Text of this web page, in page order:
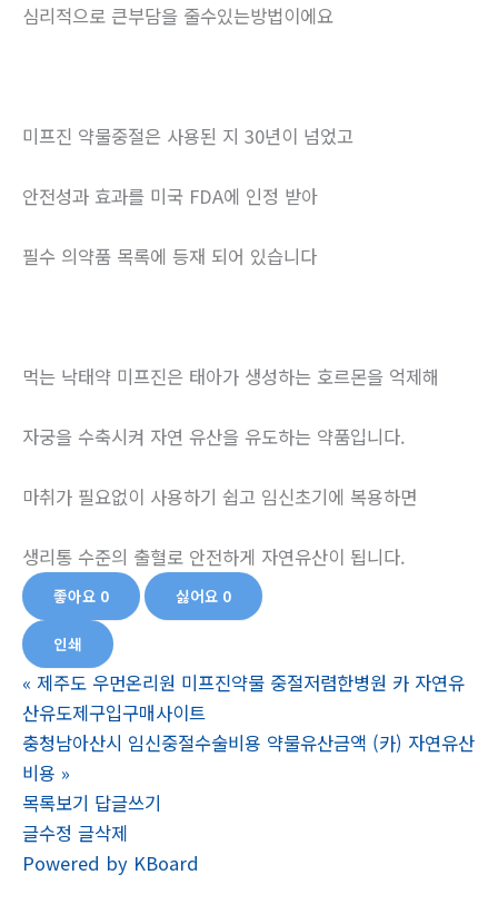
심리적으로 큰부담을 줄수있는방법이에요
미프진 약물중절은 사용된 지 30년이 넘었고
안전성과 효과를 미국 FDA에 인정 받아
필수 의약품 목록에 등재 되어 있습니다
먹는 낙태약 미프진은 태아가 생성하는 호르몬을 억제해
자궁을 수축시켜 자연 유산을 유도하는 약품입니다.
마취가 필요없이 사용하기 쉽고 임신초기에 복용하면
생리통 수준의 출혈로 안전하게 자연유산이 됩니다.
좋아요 0 싫어요 0
인쇄
« 제주도 우먼온리원 미프진약물 중절저렴한병원 카 자연유
산유도제구입구매사이트
충청남아산시 임신중절수술비용 약물유산금액 (카) 자연유산
비용 »
목록보기 답글쓰기
글수정 글삭제
Powered by KBoard